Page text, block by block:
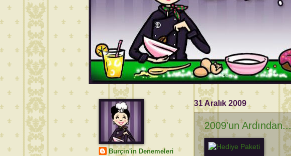
31 Aralık 2009
2009'un Ardından...
Burçin'in Denemeleri